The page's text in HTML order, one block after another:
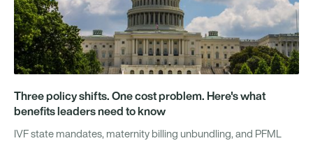
Three policy shifts. One cost problem. Here's what
benefits leaders need to know
IVF state mandates, maternity billing unbundling, and PFML